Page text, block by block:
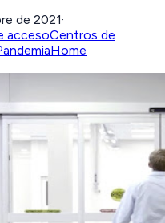
de 2021·
accesoCentros de
Home